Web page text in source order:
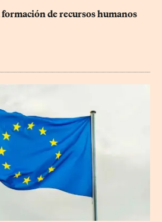
de recursos humanos